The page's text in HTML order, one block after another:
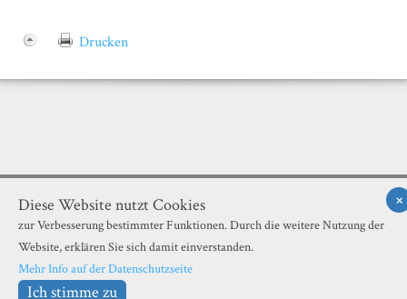
×
Diese Website nutzt Cookies
zur Verbesserung bestimmter Funktionen. Durch die weitere Nutzung der
Website, erklären Sie sich damit einverstanden.
Mehr Info auf der Datenschutzseite
Drucken
© 2018Illustrierte Neue Welt |